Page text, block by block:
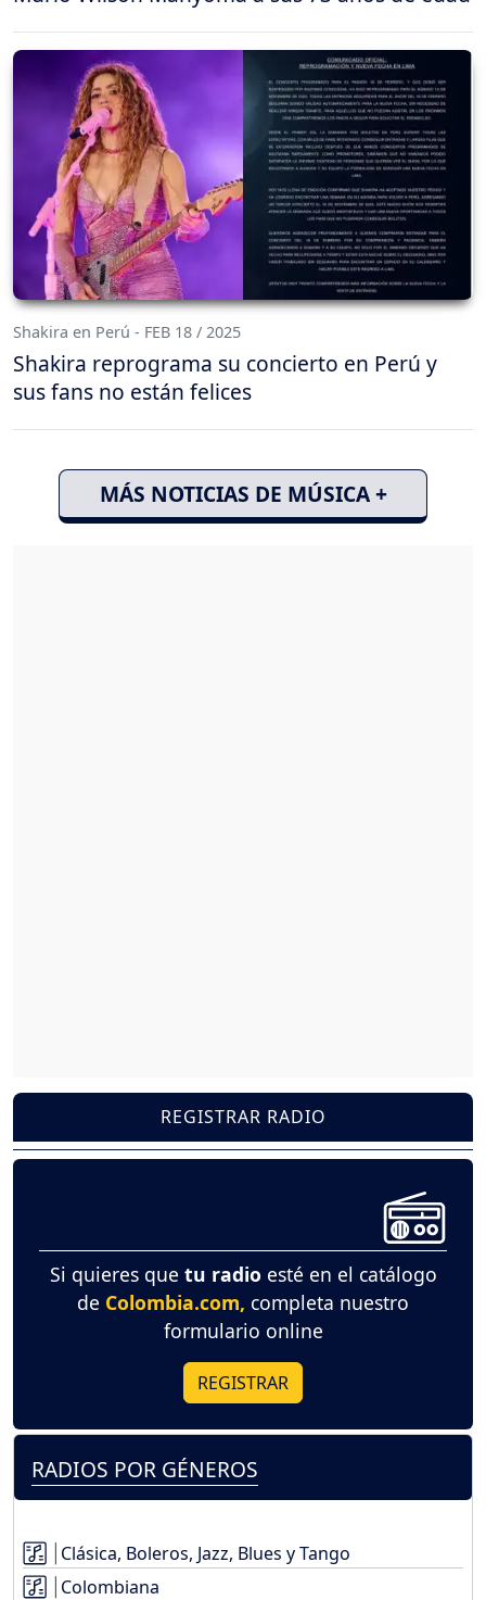
Shakira en Perú - FEB 18 / 2025
Shakira reprograma su concierto en Perú y
sus fans no están felices
MÁS NOTICIAS DE MÚSICA +
REGISTRAR RADIO
Si quieres que tu radio esté en el catálogo
de Colombia.com, completa nuestro
formulario online
REGISTRAR
RADIOS POR GÉNEROS
Clásica, Boleros, Jazz, Blues y Tango
Colombiana